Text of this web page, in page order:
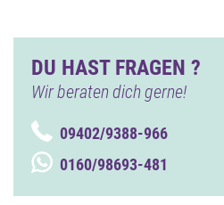
DU HAST FRAGEN ?
Wir beraten dich gerne!
09402/9388-966
0160/98693-481